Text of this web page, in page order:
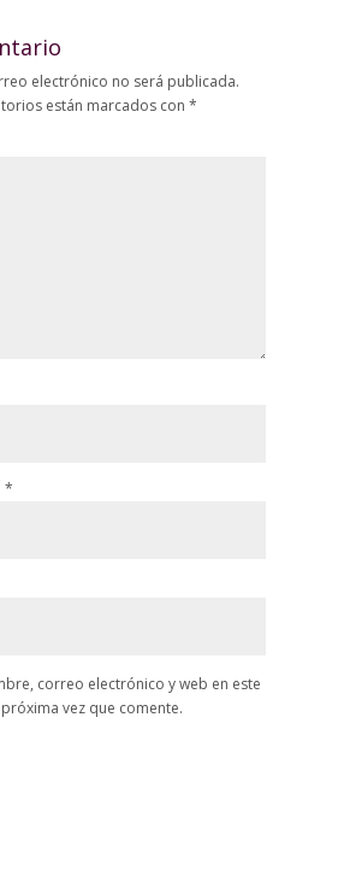
electrónico no será publicada.
están marcados con *
*
correo electrónico y web en este
vez que comente.